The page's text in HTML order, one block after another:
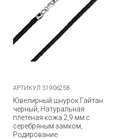
АРТИКУЛ 31906258
Ювелирный шнурок Гайтан
черный, Натуральная
плетеная кожа 2,9 мм с
серебряным замком,
Родирование